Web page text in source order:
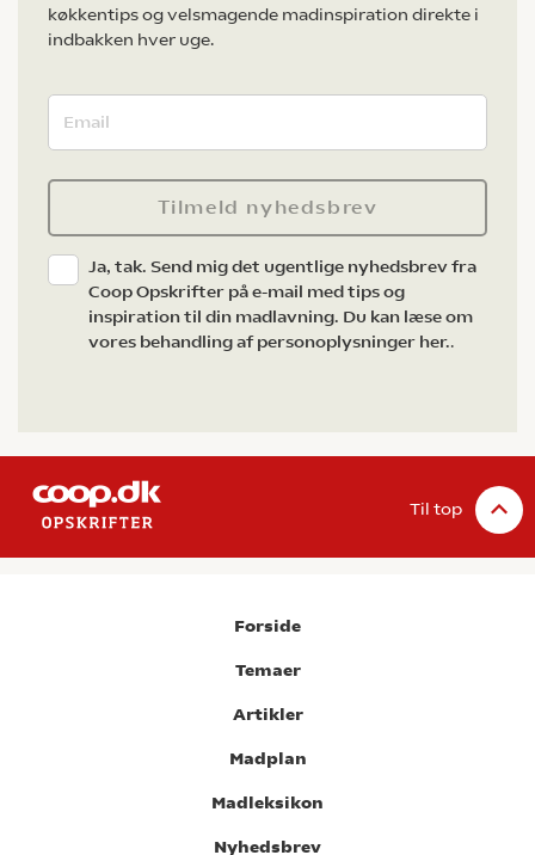
køkkentips og velsmagende madinspiration direkte i
indbakken hver uge.
Tilmeld nyhedsbrev
Ja, tak. Send mig det ugentlige nyhedsbrev fra
Coop Opskrifter på e-mail med tips og
inspiration til din madlavning. Du kan læse om
vores behandling af personoplysninger her..
Til top
Forside
Temaer
Artikler
Madplan
Madleksikon
Nyhedsbrev